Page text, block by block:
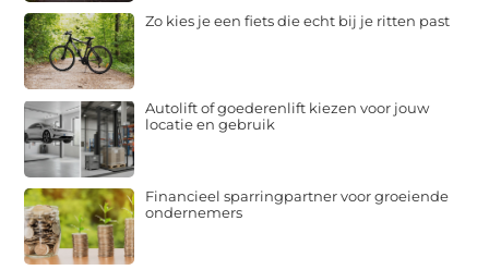
Zo kies je een fiets die echt bij je ritten past
Autolift of goederenlift kiezen voor jouw
locatie en gebruik
Financieel sparringpartner voor groeiende
ondernemers